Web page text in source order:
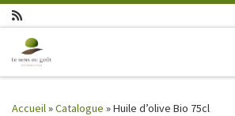
Skip to content
Accueil»Catalogue »Huile d’olive Bio 75cl